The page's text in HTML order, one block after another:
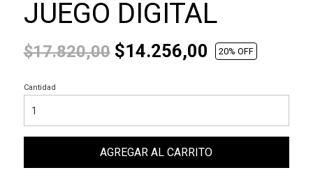
JUEGO DIGITAL
$17.820,00$14.256,00 20% OFF
Cantidad
AGREGAR AL CARRITO